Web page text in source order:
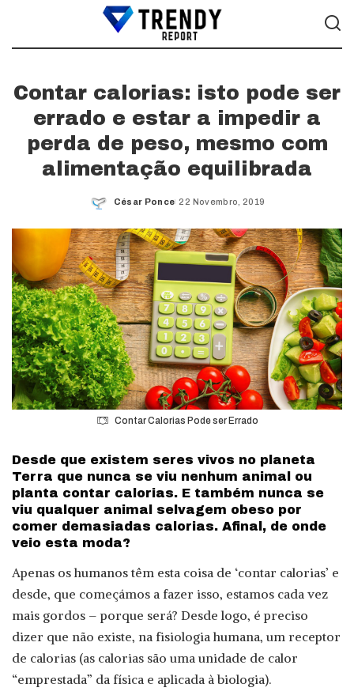
Contar calorias: isto pode ser
errado e estar a impedir a
perda de peso, mesmo com
alimentação equilibrada
Posted
César Ponce 22 Novembro, 2019
Contar Calorias Pode ser Errado
Desde que existem seres vivos no planeta
Terra que nunca se viu nenhum animal ou
planta contar calorias. E também nunca se
viu qualquer animal selvagem obeso por
comer demasiadas calorias. Afinal, de onde
veio esta moda?
Apenas os humanos têm esta coisa de ‘contar calorias’ e
desde, que começámos a fazer isso, estamos cada vez
mais gordos – porque será? Desde logo, é preciso
dizer que não existe, na fisiologia humana, um receptor
de calorias (as calorias são uma unidade de calor
“emprestada” da física e aplicada à biologia).